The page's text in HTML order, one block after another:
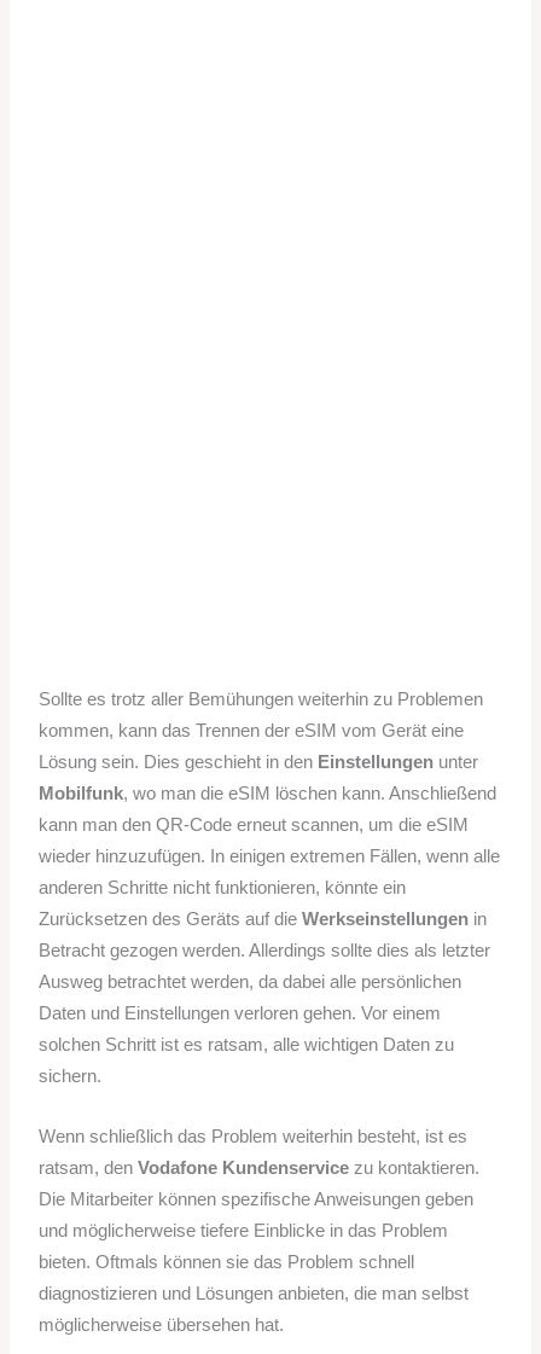
Sollte es trotz aller Bemühungen weiterhin zu Problemen
kommen, kann das Trennen der eSIM vom Gerät eine
Lösung sein. Dies geschieht in den Einstellungen unter
Mobilfunk, wo man die eSIM löschen kann. Anschließend
kann man den QR-Code erneut scannen, um die eSIM
wieder hinzuzufügen. In einigen extremen Fällen, wenn alle
anderen Schritte nicht funktionieren, könnte ein
Zurücksetzen des Geräts auf dieWerkseinstellungen in
Betracht gezogen werden. Allerdings sollte dies als letzter
Ausweg betrachtet werden, da dabei alle persönlichen
Daten und Einstellungen verloren gehen. Vor einem
solchen Schritt ist es ratsam, alle wichtigen Daten zu
sichern.
Wenn schließlich das Problem weiterhin besteht, ist es
ratsam, denVodafone Kundenservice zu kontaktieren.
Die Mitarbeiter können spezifische Anweisungen geben
und möglicherweise tiefere Einblicke in das Problem
bieten. Oftmals können sie das Problem schnell
diagnostizieren und Lösungen anbieten, die man selbst
möglicherweise übersehen hat.